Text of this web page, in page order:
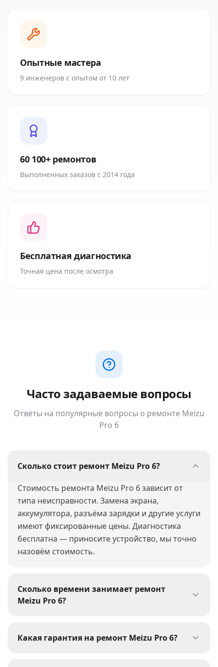
Опытные мастера
9 инженеров с опытом от 10 лет
60 100+ ремонтов
Выполненных заказов с 2014 года
Бесплатная диагностика
Точная цена после осмотра
Часто задаваемые вопросы
Ответы на популярные вопросы о ремонте Meizu
Pro 6
Сколько стоит ремонт Meizu Pro 6?
Стоимость ремонта Meizu Pro 6 зависит от
типа неисправности. Замена экрана,
аккумулятора, разъёма зарядки и другие услуги
имеют фиксированные цены. Диагностика
бесплатна — приносите устройство, мы точно
назовём стоимость.
Сколько времени занимает ремонт
Meizu Pro 6?
выполняем за 30-60 минут. Сложные работы
Какая гарантия на ремонт Meizu Pro 6?